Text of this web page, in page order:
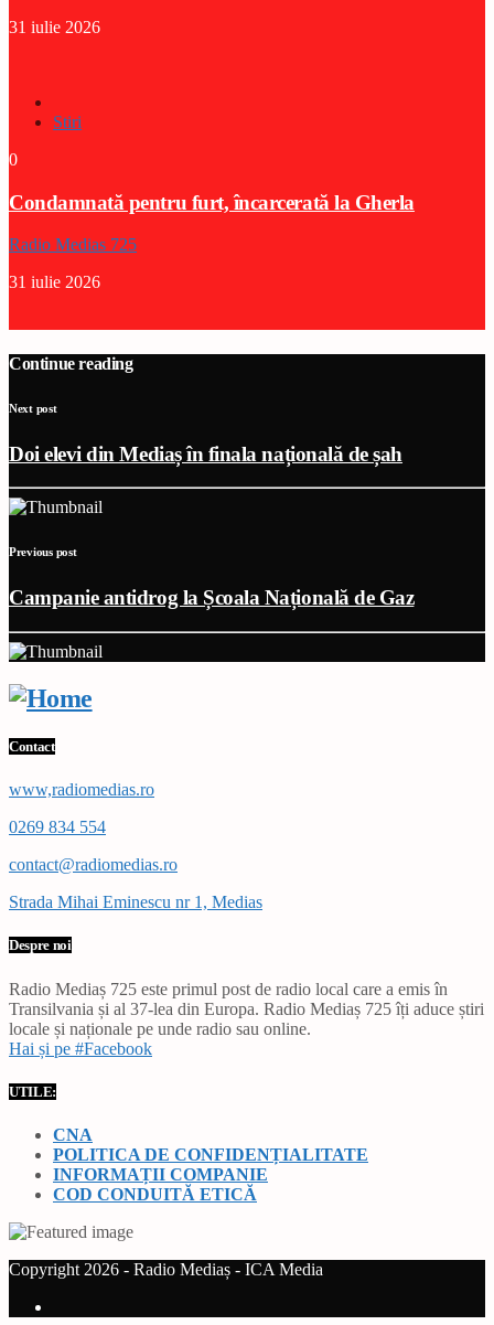
31 iulie 2026
Stiri
0
Condamnată pentru furt, încarcerată la Gherla
Radio Medias 725
31 iulie 2026
Continue reading
Next post
Doi elevi din Mediaș în finala națională de șah
Previous post
Campanie antidrog la Școala Națională de Gaz
Contact
www,radiomedias.ro
0269 834 554
contact@radiomedias.ro
Strada Mihai Eminescu nr 1, Medias
Despre noi
Radio Mediaș 725 este primul post de radio local care a emis în
Transilvania și al 37-lea din Europa. Radio Mediaș 725 îți aduce știri
locale și naționale pe unde radio sau online.
Hai și pe #Facebook
UTILE:
CNA
POLITICA DE CONFIDENȚIALITATE
INFORMAȚII COMPANIE
COD CONDUITĂ ETICĂ
Copyright 2026 - Radio Mediaș - ICA Media